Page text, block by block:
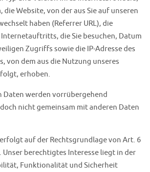
die Website, von der aus Sie auf unseren
haben (Referrer URL), die
die Sie besuchen, Datum
Zugriffs sowie die IP-Adresse des
von dem aus die Nutzung unseres
erhoben.
Daten werden vorrübergehend
nicht gemeinsam mit anderen Daten
auf der Rechtsgrundlage von Art. 6
Unser berechtigtes Interesse liegt in der
Funktionalität und Sicherheit